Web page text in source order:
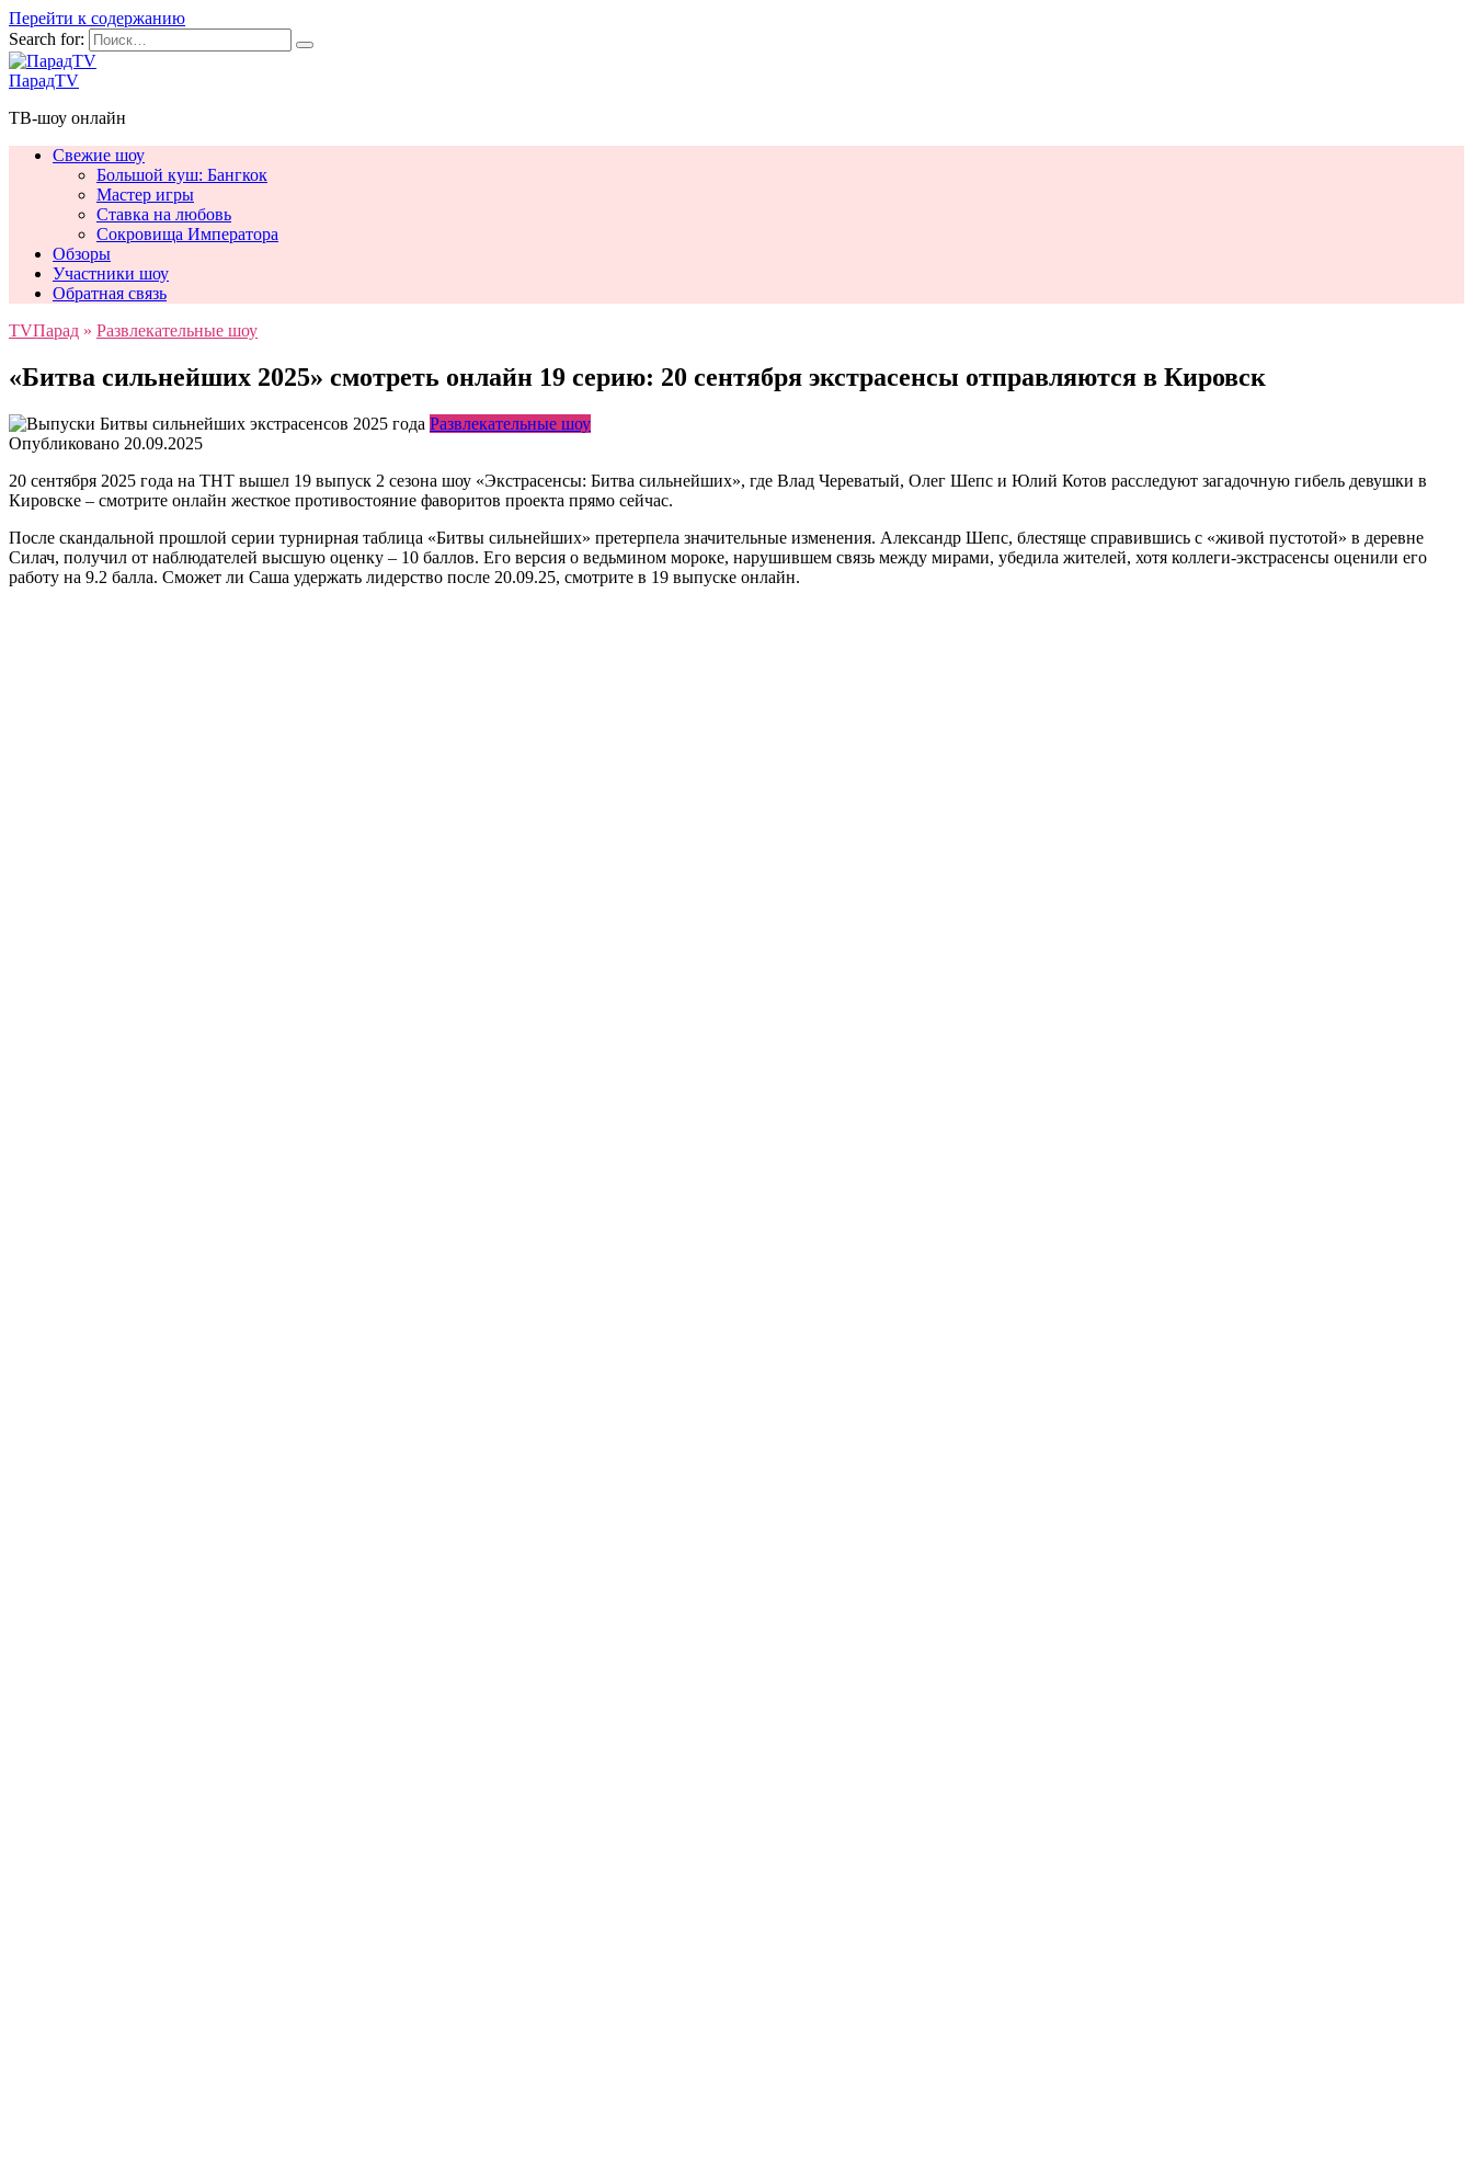
Перейти к содержанию
Search for:
ПарадTV
ТВ-шоу онлайн
Свежие шоу
Большой куш: Бангкок
Мастер игры
Ставка на любовь
Сокровища Императора
Обзоры
Участники шоу
Обратная связь
TVПарад » Развлекательные шоу
«Битва сильнейших 2025» смотреть онлайн 19 серию: 20 сентября экстрасенсы отправляются в Кировск
Развлекательные шоу
Опубликовано 20.09.2025
20 сентября 2025 года на ТНТ вышел 19 выпуск 2 сезона шоу «Экстрасенсы: Битва сильнейших», где Влад Череватый, Олег Шепс и Юлий Котов расследуют загадочную гибель девушки в
Кировске – смотрите онлайн жесткое противостояние фаворитов проекта прямо сейчас.
После скандальной прошлой серии турнирная таблица «Битвы сильнейших» претерпела значительные изменения. Александр Шепс, блестяще справившись с «живой пустотой» в деревне
Силач, получил от наблюдателей высшую оценку – 10 баллов. Его версия о ведьмином мороке, нарушившем связь между мирами, убедила жителей, хотя коллеги-экстрасенсы оценили его
работу на 9.2 балла. Сможет ли Саша удержать лидерство после 20.09.25, смотрите в 19 выпуске онлайн.